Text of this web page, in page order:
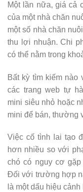
Một lần nữa, giá cả
của một nhà chăn
một số nhà chăn
thu lợi nhuận. Chi
có thể nằm trong
Bất kỳ tìm kiếm
các trang web tự
mini siêu nhỏ hoặc
mini để bán, thường
Việc cố tình lai tạo
hơn nhiều so với
chó có nguy cơ
Đối với trường hợp
là một dấu hiệu cảnh